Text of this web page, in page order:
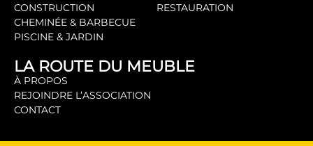
CONSTRUCTION
CHEMINÉE & BARBECUE
PISCINE & JARDIN
RESTAURATION
LA ROUTE DU MEUBLE
À PROPOS
REJOINDRE L’ASSOCIATION
CONTACT